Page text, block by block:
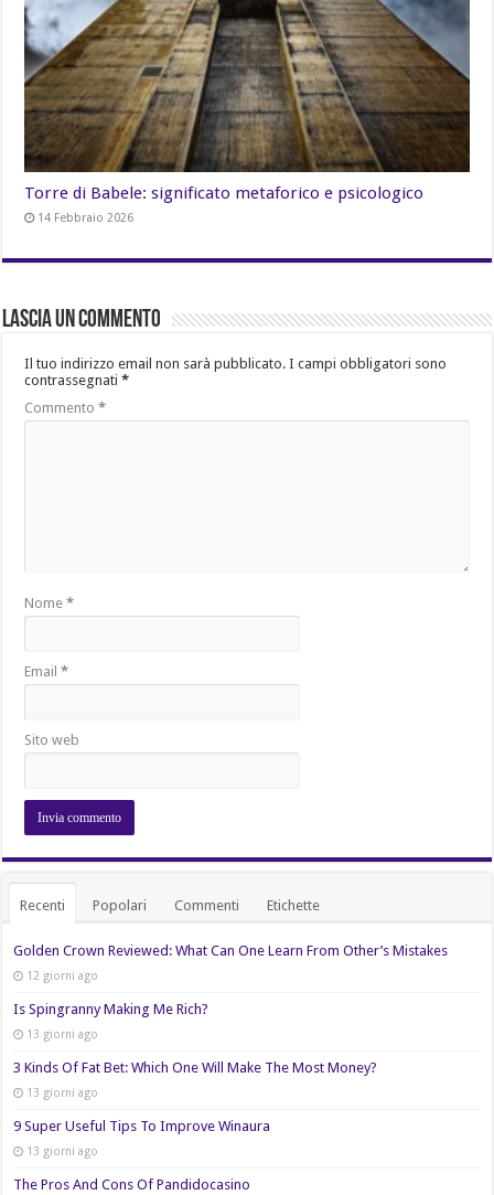
Torre di Babele: significato metaforico e psicologico
14 Febbraio 2026
Lascia un commento
Il tuo indirizzo email non sarà pubblicato. I campi obbligatori sono
contrassegnati*
Commento*
Nome*
Email*
Sito web
Recenti Popolari Commenti Etichette
Golden Crown Reviewed: What Can One Learn From Other’s Mistakes
12 giorni ago
Is Spingranny Making Me Rich?
13 giorni ago
3 Kinds Of Fat Bet: Which One Will Make The Most Money?
13 giorni ago
9 Super Useful Tips To Improve Winaura
13 giorni ago
The Pros And Cons Of Pandidocasino